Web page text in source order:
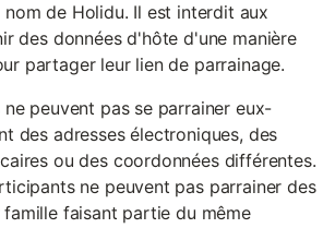
de Holidu. Il est interdit aux
des données d'hôte d'une manière
partager leur lien de parrainage.
peuvent pas se parrainer eux-
des adresses électroniques, des
ou des coordonnées différentes.
ne peuvent pas parrainer des
famille faisant partie du même